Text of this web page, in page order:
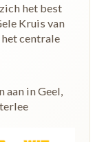
het best
Kruis van
centrale
in Geel,